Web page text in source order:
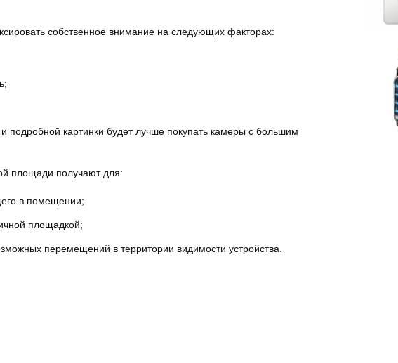
собственное внимание на следующих факторах:
подробной картинки будет лучше покупать камеры с большим
площади получают для:
в помещении;
площадкой;
перемещений в территории видимости устройства.